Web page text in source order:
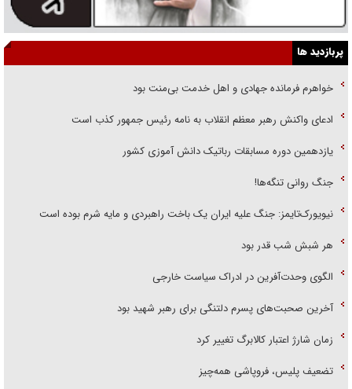
پربازدید ها
خواهرم فرمانده جهادی و اهل خدمت بی‌منت بود
ادعای واکنش رهبر معظم انقلاب به نامه رئیس جمهور کذب است
یازدهمین دوره مسابقات رباتیک دانش آموزی کشور
جنگ روانی تنگه‌ها!
نیویورک‌تایمز: جنگ علیه ایران یک باخت راهبردی و مایه شرم بوده است
هر شبش شب قدر بود
الگوی وحدت‌آفرین در ادراک سیاست خارجی
آخرین صحبت‌های پسرم دلتنگی برای رهبر شهید بود
زمان شارژ اعتبار کالابرگ تغییر کرد
تضعیف پلیس، فروپاشی همه‌چیز